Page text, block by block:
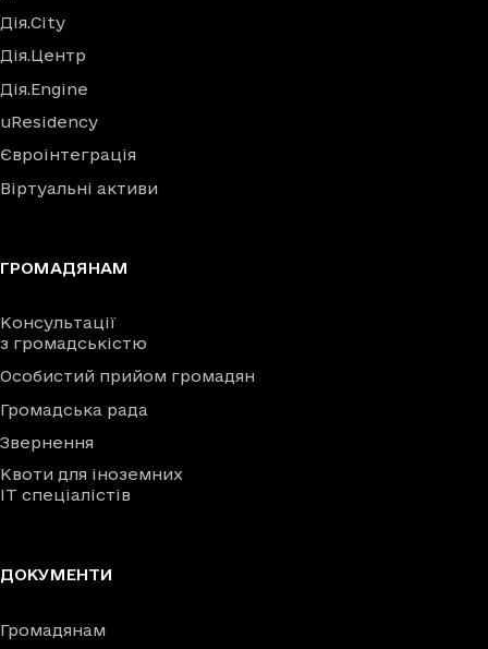
Дія.City
Дія.Центр
Дія.Engine
uResidency
Євроінтеграція
Віртуальні активи
ГРОМАДЯНАМ
Консультації
з громадськістю
Особистий прийом громадян
Громадська рада
Звернення
Квоти для іноземних
IT спеціалістів
ДОКУМЕНТИ
Громадянам